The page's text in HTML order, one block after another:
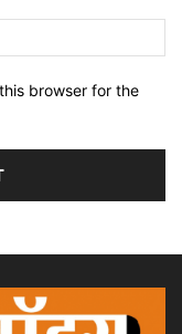
browser for the